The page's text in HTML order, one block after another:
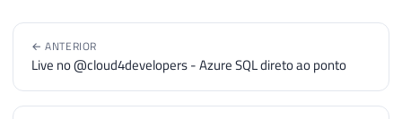
← ANTERIOR
Live no @cloud4developers - Azure SQL direto ao ponto